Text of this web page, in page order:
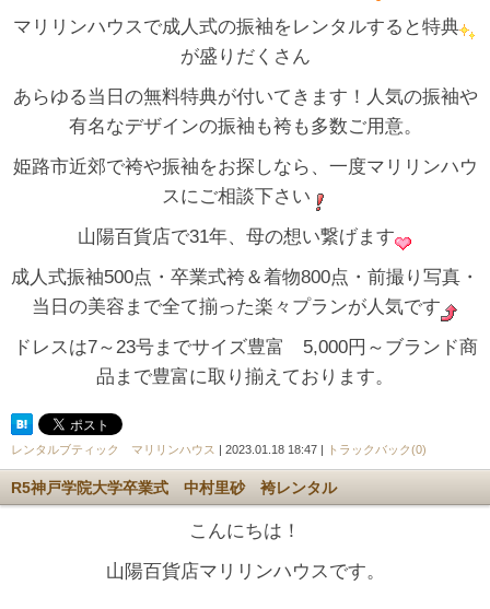
マリリンハウスで成人式の振袖をレンタルすると特典
が盛りだくさん
あらゆる当日の無料特典が付いてきます！人気の振袖や
有名なデザインの振袖も袴も多数ご用意。
姫路市近郊で袴や振袖をお探しなら、一度マリリンハウ
スにご相談下さい
山陽百貨店で31年、母の想い繋げます
成人式振袖500点・卒業式袴＆着物800点・前撮り写真・
当日の美容まで全て揃った楽々プランが人気です
ドレスは7～23号までサイズ豊富 5,000円～ブランド商
品まで豊富に取り揃えております。
レンタルブティック マリリンハウス | 2023.01.18 18:47 | トラックバック(0)
R5神戸学院大学卒業式 中村里砂 袴レンタル
こんにちは！
山陽百貨店マリリンハウスです。